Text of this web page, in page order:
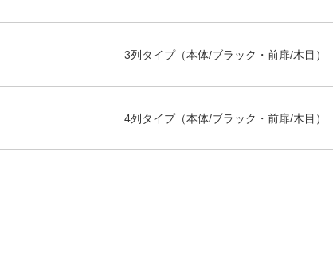
3列タイプ（本体/ブラック・前扉/木目）
4列タイプ（本体/ブラック・前扉/木目）